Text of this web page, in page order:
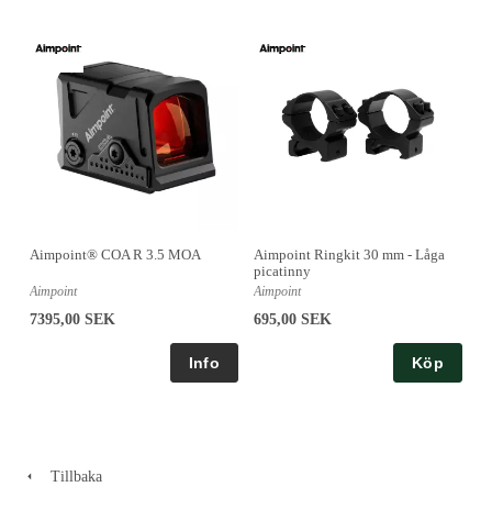
Aimpoint® COA R 3.5 MOA
Aimpoint
7395,00 SEK
Aimpoint Ringkit 30 mm - Låga
picatinny
Aimpoint
695,00 SEK
Köp
Tillbaka